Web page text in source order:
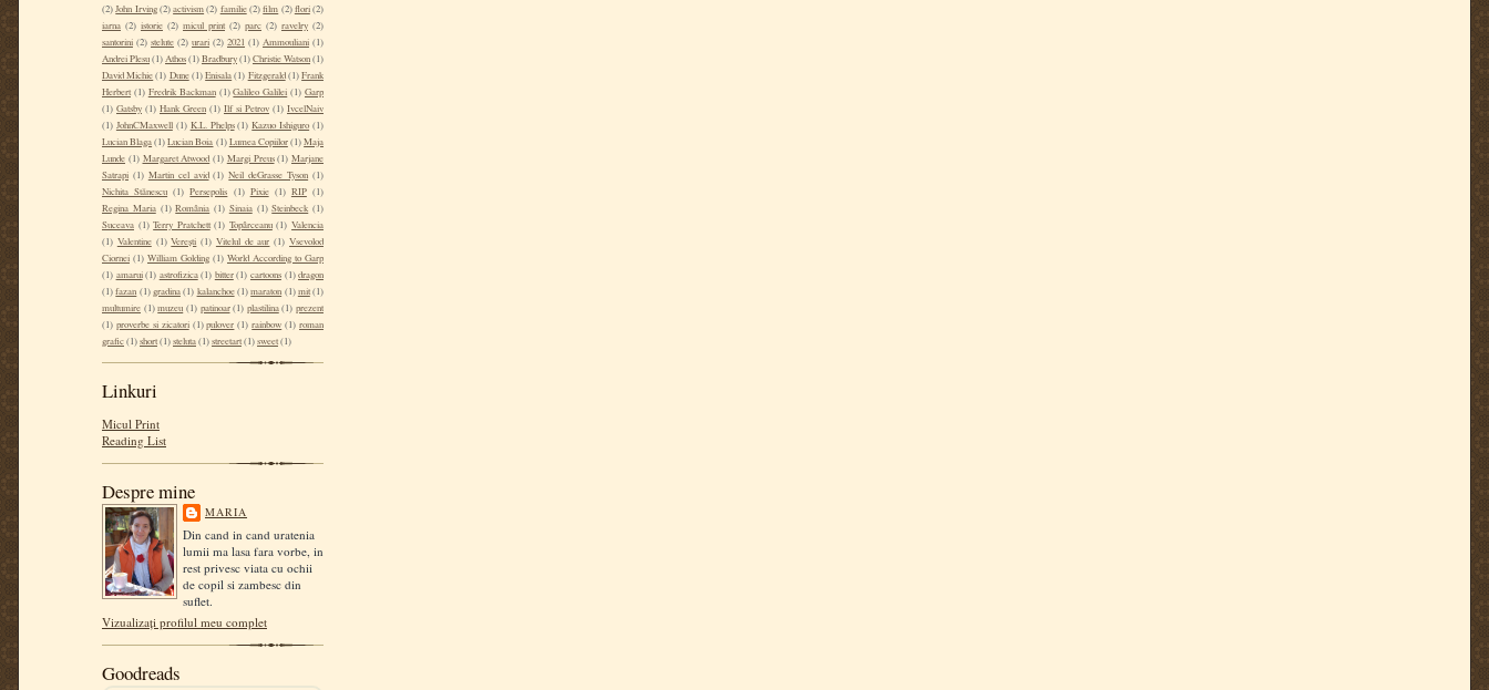
(2)John Irving (2)activism (2) familie(2)film (2) flori(2)
iarna (2) istorie (2) micul print (2) parc (2) ravelry (2)
santorini (2) stelute (2) urari (2) 2021 (1) Ammouliani (1)
Andrei Plesu(1)Athos(1)Bradbury(1)Christie Watson(1)
David Michie (1) Dune(1)Enisala (1) Fitzgerald(1)Frank
Herbert (1) Fredrik Backman (1) Galileo Galilei (1) Garp
(1) Gatsby (1) Hank Green (1) Ilf si Petrov (1) IvcelNaiv
(1) JohnCMaxwell (1) K.L. Phelps (1) Kazuo Ishiguro (1)
Lucian Blaga(1)Lucian Boia (1)Lumea Copiilor(1)Maja
Lunde (1) Margaret Atwood (1) Margi Preus (1) Marjane
Satrapi (1) Martin cel avid (1) Neil deGrasse Tyson (1)
Nichita Stănescu (1) Persepolis (1) Pixie (1) RIP (1)
Regina Maria (1) România (1) Sinaia (1) Steinbeck (1)
Suceava (1) Terry Pratchett (1) Topârceanu (1) Valencia
(1) Valentine (1) Verești (1) Vitelul de aur (1) Vsevolod
Ciornei (1) William Golding (1) World According to Garp
(1) amarui (1) astrofizica (1) bitter (1) cartoons (1) dragon
(1)fazan (1)gradina(1) kalanchoe (1)maraton (1) mit(1)
multumire (1) muzeu (1) patinoar (1) plastilina (1) prezent
(1) proverbe si zicatori (1) pulover (1) rainbow (1) roman
grafic(1)short(1)steluta(1)streetart(1)sweet(1)
Linkuri
Micul Print
Reading List
Despre mine
MARIA
Din cand in cand uratenia
lumii ma lasa fara vorbe, in
rest privesc viata cu ochii
de copil si zambesc din
suflet.
Vizualizați profilul meu complet
Goodreads